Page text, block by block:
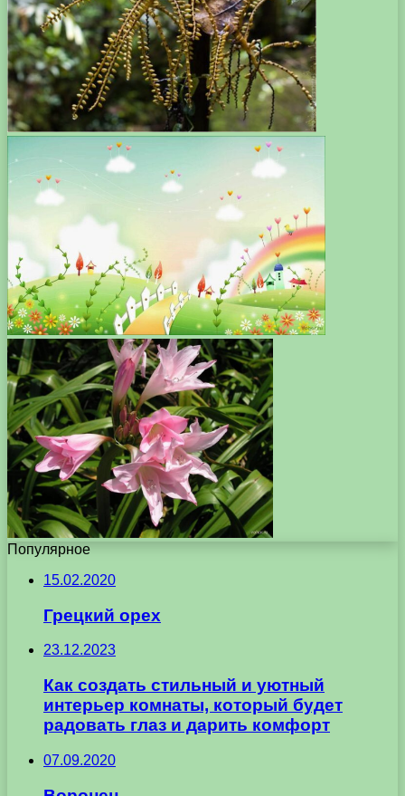
Популярное
15.02.2020
Грецкий орех
23.12.2023
Как создать стильный и уютный
интерьер комнаты, который будет
радовать глаз и дарить комфорт
07.09.2020